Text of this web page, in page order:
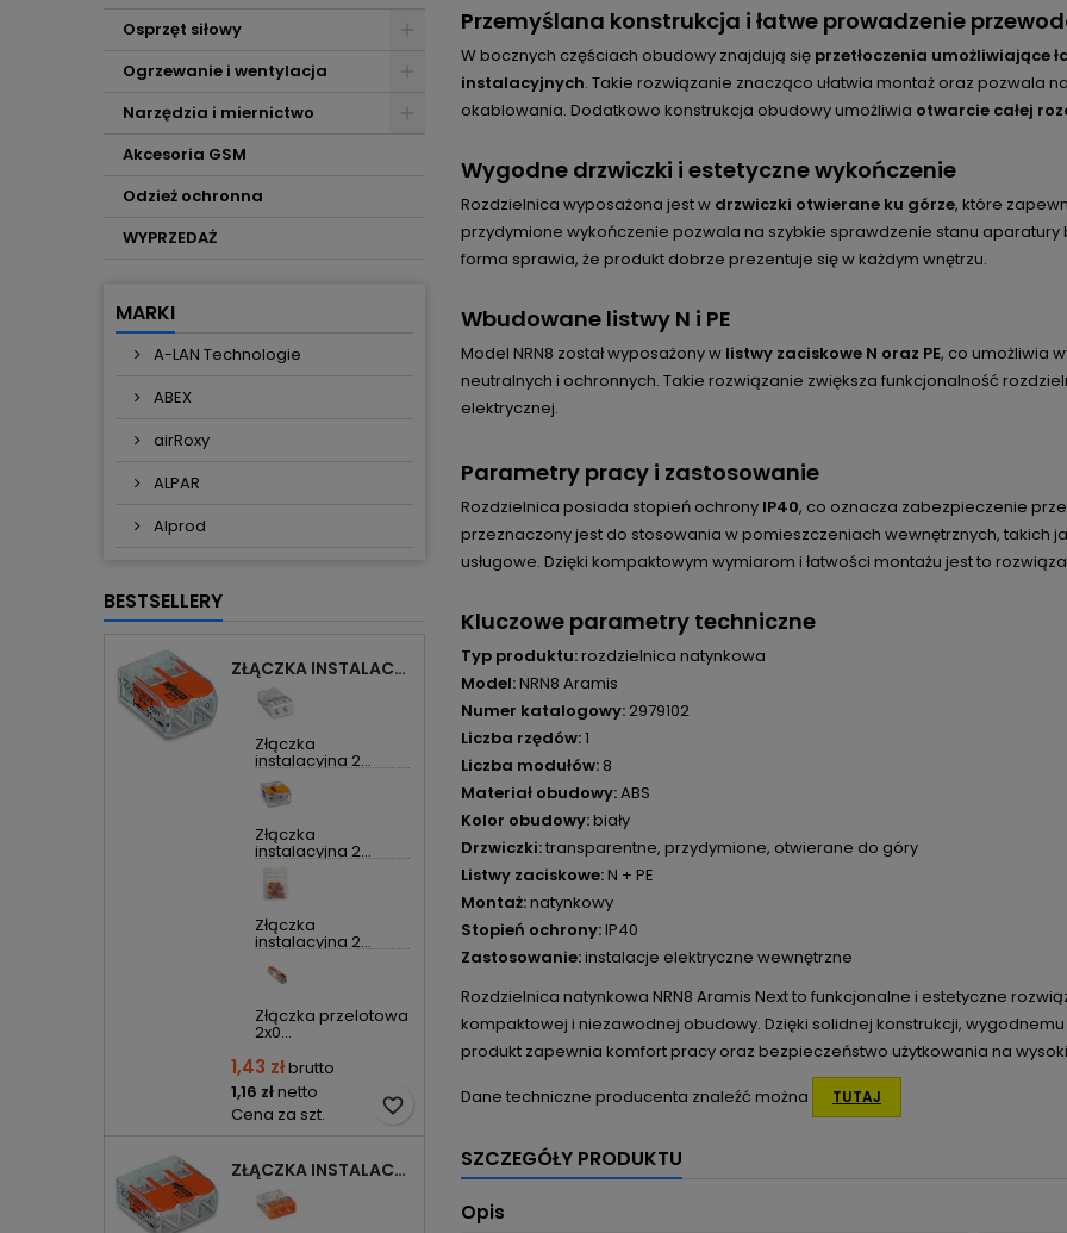
Osprzęt siłowy
Ogrzewanie i wentylacja
Narzędzia i miernictwo
Akcesoria GSM
Odzież ochronna
WYPRZEDAŻ
MARKI
A-LAN Technologie
ABEX
airRoxy
ALPAR
Alprod
BESTSELLERY
ZŁĄCZKA INSTALACYJNA 2X UNIWERSALNA COMPACT 221-412 WAGO
Złączka
instalacyjna 2...
Złączka
instalacyjna 2...
Złączka
instalacyjna 2...
Złączka przelotowa
2x0...
1,43 złbrutto
1,16 złnetto
Cena za szt.
favorite_border
ZŁĄCZKA INSTALACYJNA 3X UNIWERSALNA COMPACT 221-413 WAGO
Przemyślana konstrukcja i łatwe prowadzenie
W bocznych częściach obudowy znajdują się przetłoczenia umożliwiające
instalacyjnych. Takie rozwiązanie znacząco ułatwia montaż oraz pozwala
okablowania. Dodatkowo konstrukcja obudowy umożliwia otwarcie całej
Wygodne drzwiczki i estetyczne wykończenie
Rozdzielnica wyposażona jest w drzwiczki otwierane ku górze, które
przydymione wykończenie pozwala na szybkie sprawdzenie stanu
forma sprawia, że produkt dobrze prezentuje się w każdym wnętrzu.
Wbudowane listwy N i PE
Model NRN8 został wyposażony w listwy zaciskowe N oraz PE, co umożliwia
neutralnych i ochronnych. Takie rozwiązanie zwiększa funkcjonalność
elektrycznej.
Parametry pracy i zastosowanie
Rozdzielnica posiada stopień ochrony IP40, co oznacza zabezpieczenie
przeznaczony jest do stosowania w pomieszczeniach wewnętrznych, takich
usługowe. Dzięki kompaktowym wymiarom i łatwości montażu jest to
Kluczowe parametry techniczne
Typ produktu:rozdzielnica natynkowa
Model:NRN8 Aramis
Numer katalogowy: 2979102
Liczba rzędów:1
Liczba modułów: 8
Materiał obudowy:ABS
Kolor obudowy:biały
Drzwiczki:transparentne, przydymione, otwierane do góry
Listwy zaciskowe:N + PE
Montaż:natynkowy
Stopień ochrony:IP40
Zastosowanie:instalacje elektryczne wewnętrzne
Rozdzielnica natynkowa NRN8 Aramis Next to funkcjonalne i estetyczne
kompaktowej i niezawodnej obudowy. Dzięki solidnej konstrukcji,
produkt zapewnia komfort pracy oraz bezpieczeństwo użytkowania na
Dane techniczne producenta znaleźć można
TUTAJ
SZCZEGÓŁY PRODUKTU
Opis